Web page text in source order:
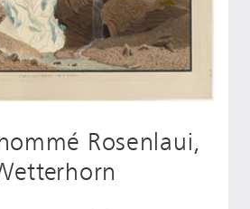
Rosenlaui,